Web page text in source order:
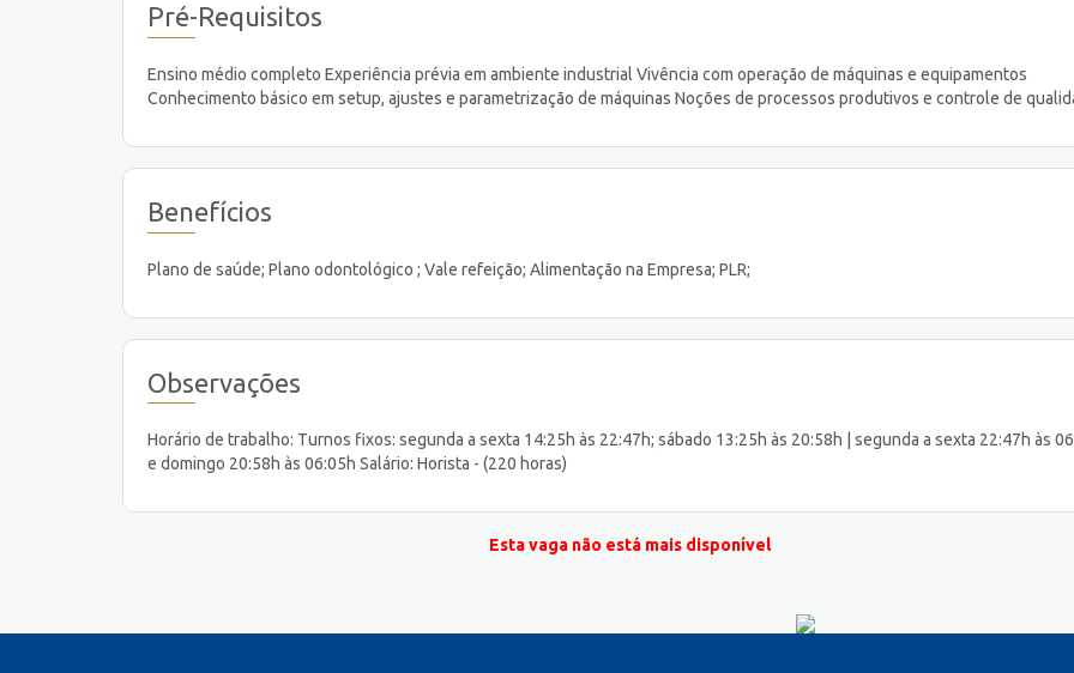
Pré-Requisitos
Ensino médio completo Experiência prévia em ambiente industrial Vivência com operação de máquinas e equipamentos
Conhecimento básico em setup, ajustes e parametrização de máquinas Noções de processos produtivos e controle de
Benefícios
Plano de saúde; Plano odontológico ; Vale refeição; Alimentação na Empresa; PLR;
Observações
Horário de trabalho: Turnos fixos: segunda a sexta 14:25h às 22:47h; sábado 13:25h às 20:58h | segunda a sexta 22:47h às
e domingo 20:58h às 06:05h Salário: Horista - (220 horas)
Esta vaga não está mais disponível